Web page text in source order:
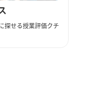
探せる授業評価クチ